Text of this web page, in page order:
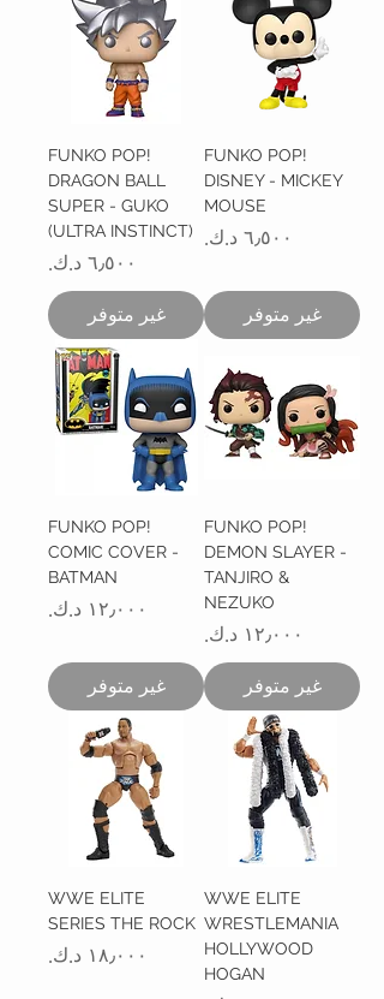
FUNKO POP!
DISNEY - MICKEY
MOUSE
السعر
غير متوفر
FUNKO POP!
DRAGON BALL
SUPER - GUKO
(ULTRA INSTINCT)
السعر
غير متوفر
FUNKO POP!
DEMON SLAYER -
TANJIRO &
NEZUKO
السعر
غير متوفر
FUNKO POP!
COMIC COVER -
BATMAN
السعر
غير متوفر
WWE ELITE
WRESTLEMANIA
HOLLYWOOD
HOGAN
WWE ELITE
SERIES THE ROCK
السعر